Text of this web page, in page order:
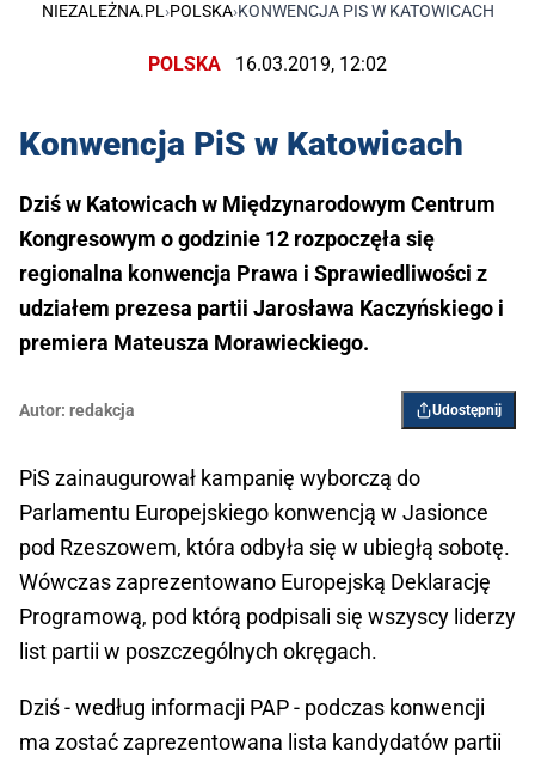
NIEZALEŻNA.PL›POLSKA›KONWENCJA PIS W KATOWICACH
POLSKA 16.03.2019, 12:02
Konwencja PiS w Katowicach
Dziś w Katowicach w Międzynarodowym Centrum
Kongresowym o godzinie 12 rozpoczęła się
regionalna konwencja Prawa i Sprawiedliwości z
udziałem prezesa partii Jarosława Kaczyńskiego i
premiera Mateusza Morawieckiego.
Autor: redakcja Udostępnij
PiS zainaugurował kampanię wyborczą do
Parlamentu Europejskiego konwencją w Jasionce
pod Rzeszowem, która odbyła się w ubiegłą sobotę.
Wówczas zaprezentowano Europejską Deklarację
Programową, pod którą podpisali się wszyscy liderzy
list partii w poszczególnych okręgach.
Dziś - według informacji PAP - podczas konwencji
ma zostać zaprezentowana lista kandydatów partii